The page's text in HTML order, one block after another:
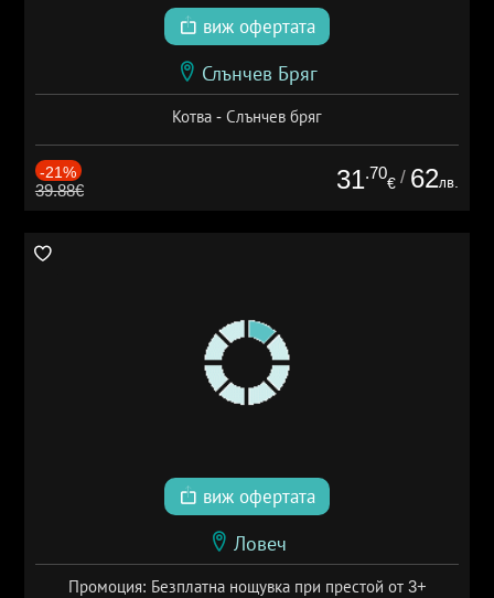
виж офертата
Слънчев Бряг
Котва - Слънчев бряг
-21%
39.88€ 31.70
€ / 62лв.
виж офертата
Ловеч
Промоция: Безплатна нощувка при престой от 3+